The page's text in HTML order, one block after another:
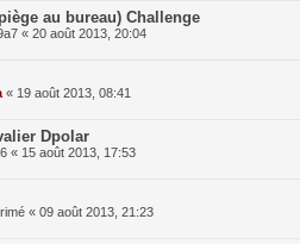
au bureau) Challenge
« 20 août 2013, 20:04
« 19 août 2013, 08:41
Dpolar
« 15 août 2013, 17:53
« 09 août 2013, 21:23